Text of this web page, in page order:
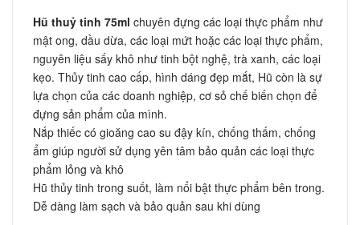
Hũ thuỷ tinh 75ml chuyên đựng các loại thực phẩm như
mật ong, dầu dừa, các loại mứt hoặc các loại thực phẩm,
nguyên liệu sấy khô như tinh bột nghệ, trà xanh, các loại
kẹo. Thủy tinh cao cấp, hình dáng đẹp mắt, Hũ còn là sự
lựa chọn của các doanh nghiệp, cơ sỏ chế biến chọn để
đựng sản phẩm của mình.
Nắp thiếc có gioăng cao su đậy kín, chống thấm, chống
ẩm giúp người sử dụng yên tâm bảo quản các loại thực
phẩm lỏng và khô
Hũ thủy tinh trong suốt, làm nổi bật thực phẩm bên trong.
Dễ dàng làm sạch và bảo quản sau khi dùng